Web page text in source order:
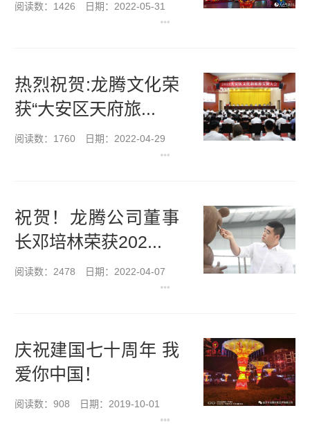
阅读数：1426 日期：2022-05-31
热烈祝贺:龙腾文化荣
获“大安区天府旅...
阅读数：1760 日期：2022-04-29
祝贺！龙腾公司董事
长邓培林荣获202...
阅读数：2478 日期：2022-04-07
庆祝建国七十周年 我
爱你中国！
阅读数：908 日期：2019-10-01